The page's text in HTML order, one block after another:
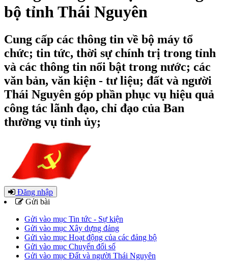
bộ tỉnh Thái Nguyên
Cung cấp các thông tin về bộ máy tổ
chức; tin tức, thời sự chính trị trong tỉnh
và các thông tin nổi bật trong nước; các
văn bản, văn kiện - tư liệu; đất và người
Thái Nguyên góp phần phục vụ hiệu quả
công tác lãnh đạo, chỉ đạo của Ban
thường vụ tỉnh ủy;
Đăng nhập
Gửi bài
Gửi vào mục Tin tức - Sự kiện
Gửi vào mục Xây dựng đảng
Gửi vào mục Hoạt động của các đảng bộ
Gửi vào mục Chuyển đổi số
Gửi vào mục Đất và người Thái Nguyên